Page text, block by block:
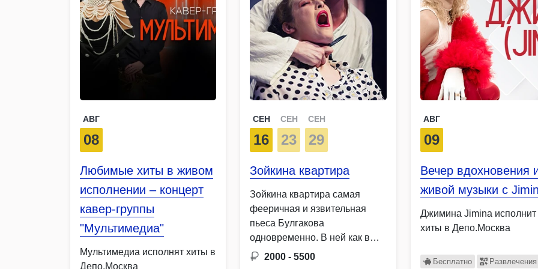
АВГ
08
Любимые хиты в живом
исполнении – концерт
кавер-группы
"Мультимедиа"
Мультимедиа исполнят хиты в
Депо.Москва
СЕН
16
СЕН
23
СЕН
29
Зойкина квартира
Зойкина квартира самая
фееричная и язвительная
пьеса Булгакова
одновременно. В ней как в
кривом зеркале …
2000 - 5500
АВГ
09
Вечер вдохновения
живой музыки с
Джимина Jimina исполнит
хиты в Депо.Москва
Бесплатно Развлечения